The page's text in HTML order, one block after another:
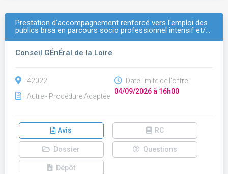
Prestation d'accompagnement renforcé vers l'emploi des
publics brsa en parcours socio professionnel intensif et/…
Conseil GÉnÉral de la Loire
42022
Autre - Procédure Adaptée
Date limite de l'offre :
04/09/2026 à 16h00
Avis RC
Dossier Questions
Dépôt